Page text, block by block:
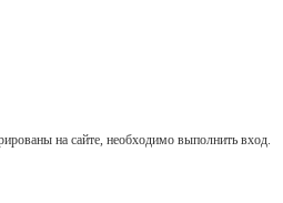
на сайте, необходимо выполнить вход.